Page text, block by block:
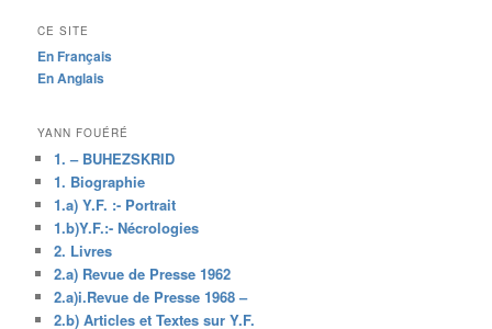
CE SITE
En Français
En Anglais
YANN FOUÉRÉ
1. – BUHEZSKRID
1. Biographie
1.a) Y.F. :- Portrait
1.b)Y.F.:- Nécrologies
2. Livres
2.a) Revue de Presse 1962
2.a)i.Revue de Presse 1968 –
2.b) Articles et Textes sur Y.F.